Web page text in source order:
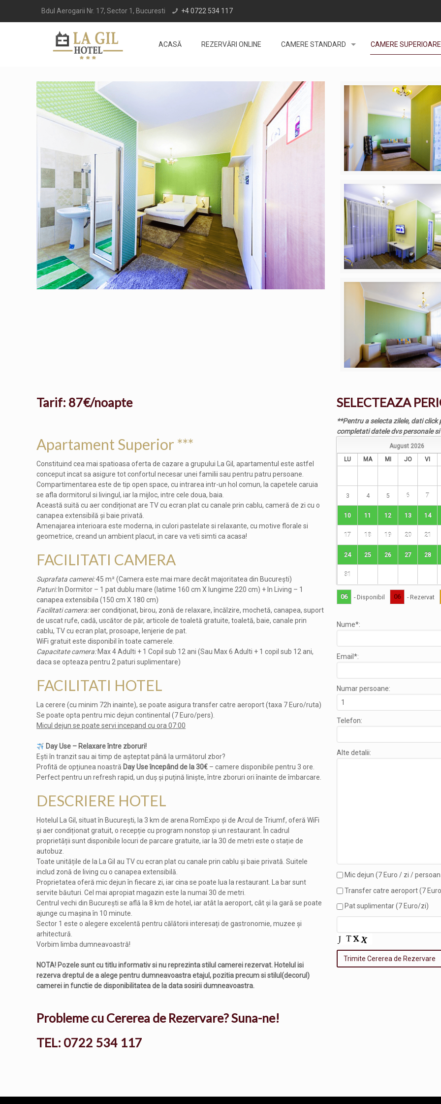
Bdul Aerogarii Nr. 17, Sector 1, Bucuresti +4 0722 534 117
ACASĂ REZERVĂRI ONLINE CAMERE STANDARD CAMERE SUPERIOARE
Tarif: 87€/noapte
Apartament Superior ***
Constituind cea mai spatioasa oferta de cazare a grupului La Gil, apartamentul este astfel
conceput incat sa asigure tot confortul necesar unei familii sau pentru patru persoane.
Compartimentarea este de tip open space, cu intrarea intr-un hol comun, la capetele caruia
se afla dormitorul si livingul, iar la mijloc, intre cele doua, baia.
Această suită cu aer condiționat are TV cu ecran plat cu canale prin cablu, cameră de zi cu o
canapea extensibilă și baie privată.
Amenajarea interioara este moderna, in culori pastelate si relaxante, cu motive florale si
geometrice, creand un ambient placut, in care va veti simti ca acasa!
FACILITATI CAMERA
Suprafata camerei:45 m² (Camera este mai mare decât majoritatea din Bucureşti)
Paturi:In Dormitor – 1 pat dublu mare (latime 160 cm X lungime 220 cm) + In Living – 1
canapea extensibila (150 cm X 180 cm)
Facilitati camera:aer condiţionat, birou, zonă de relaxare, încălzire, mochetă, canapea, suport
de uscat rufe, cadă, uscător de păr, articole de toaletă gratuite, toaletă, baie, canale prin
cablu, TV cu ecran plat, prosoape, lenjerie de pat.
WiFi gratuit este disponibil în toate camerele.
Capacitate camera:Max 4 Adulti + 1 Copil sub 12 ani (Sau Max 6 Adulti + 1 copil sub 12 ani,
daca se opteaza pentru 2 paturi suplimentare)
FACILITATI HOTEL
La cerere (cu minim 72h inainte), se poate asigura transfer catre aeroport (taxa 7 Euro/ruta)
Se poate opta pentru mic dejun continental (7 Euro/pers).
Micul dejun se poate servi incepand cu ora 07:00
Day Use – Relaxare între zboruri!
Ești în tranzit sau ai timp de așteptat până la următorul zbor?
Profită de opțiunea noastră Day Use începând de la 30€ – camere disponibile pentru 3 ore.
Perfect pentru un refresh rapid, un duș și puțină liniște, între zboruri ori înainte de îmbarcare.
DESCRIERE HOTEL
Hotelul La Gil, situat în București, la 3 km de arena RomExpo și de Arcul de Triumf, oferă WiFi
și aer condiționat gratuit, o recepție cu program nonstop și un restaurant. În cadrul
proprietății sunt disponibile locuri de parcare gratuite, iar la 30 de metri este o stație de
autobuz.
Toate unitățile de la La Gil au TV cu ecran plat cu canale prin cablu și baie privată. Suitele
includ zonă de living cu o canapea extensibilă.
Proprietatea oferă mic dejun în fiecare zi, iar cina se poate lua la restaurant. La bar sunt
servite băuturi. Cel mai apropiat magazin este la numai 30 de metri.
Centrul vechi din București se află la 8 km de hotel, iar atât la aeroport, cât și la gară se poate
ajunge cu mașina în 10 minute.
Sector 1 este o alegere excelentă pentru călătorii interesați de gastronomie, muzee și
arhitectură.
Vorbim limba dumneavoastră!
NOTA! Pozele sunt cu titlu informativ si nu reprezinta stilul camerei rezervat. Hotelul isi
rezerva dreptul de a alege pentru dumneavoastra etajul, pozitia precum si stilul(decorul)
camerei in functie de disponibilitatea de la data sosirii dumneavoastra.
Probleme cu Cererea de Rezervare? Suna-ne!
TEL: 0722 534 117
SELECTEAZA
**Pentru a selecta zilele, dati
completati datele dvs personale
August 2026
LU
MA MI JO VI
3 4 5 6 7
10 11 12 13 14
17 18 19 20 21
24 25 26 27 28
31
06 - Disponibil 06 - Rezervat
Nume*:
Email*:
Numar persoane:
Telefon:
Alte detalii:
Mic dejun (7 Euro / zi /
Transfer catre aeroport (7
Pat suplimentar (7 Euro/zi)